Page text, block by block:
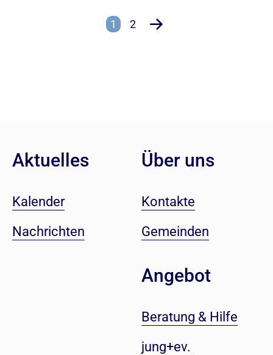
1 2
Aktuelles
Kalender
Nachrichten
Über uns
Kontakte
Gemeinden
Angebot
Beratung & Hilfe
jung+ev.